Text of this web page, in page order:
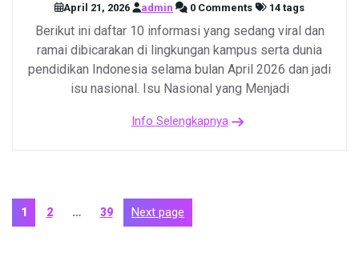
April 21, 2026 admin 0 Comments 14 tags
Berikut ini daftar 10 informasi yang sedang viral dan
ramai dibicarakan di lingkungan kampus serta dunia
pendidikan Indonesia selama bulan April 2026 dan jadi
isu nasional. Isu Nasional yang Menjadi
Info Selengkapnya
Posts
pagination
Page
1 2 … 39 Next page